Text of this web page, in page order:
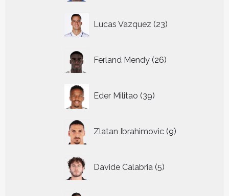
Lucas Vazquez 23
producten
Ferland Mendy 26
producten
Eder Militao 39
producten
Zlatan Ibrahimovic 9
producten
Davide Calabria 5
producten